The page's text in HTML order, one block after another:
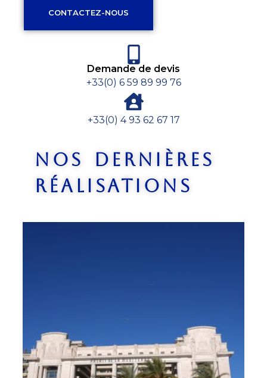
CONTACTEZ-NOUS
Demande de devis
+33(0) 6 59 89 99 76
+33(0) 4 93 62 67 17
Nos dernières
réalisations